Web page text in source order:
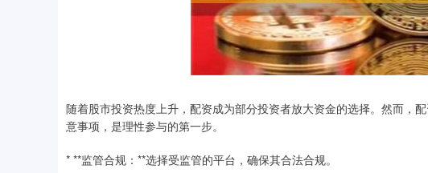
随着股市投资热度上升，配资成为部分投资者放大资金的选择。然而，
意事项，是理性参与的第一步。
* **监管合规：**选择受监管的平台，确保其合法合规。